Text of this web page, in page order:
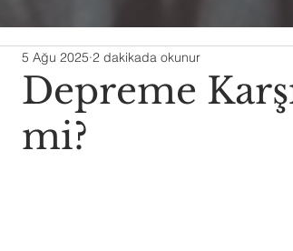
Depreme
mi?
5 Ağu 2025 2 dakikada okunur